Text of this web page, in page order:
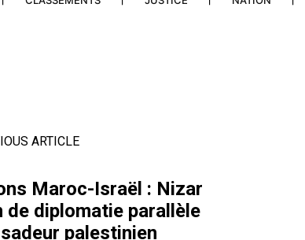
ARTICLE
Maroc-Israël : Nizar
de diplomatie parallèle
palestinien